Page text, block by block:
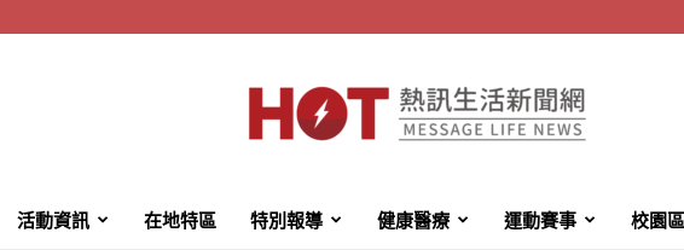
HotMessage
活動資訊 在地特區 特別報導 健康醫療 運動賽事 校園區